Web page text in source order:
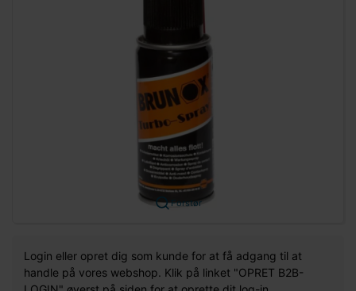
Forstør
Login eller opret dig som kunde for at få adgang til at
handle på vores webshop. Klik på linket "OPRET B2B-